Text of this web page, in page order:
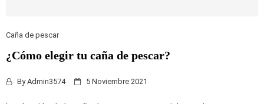
Caña de pescar
¿Cómo elegir tu caña de pescar?
ByAdmin3574 5 Noviembre 2021